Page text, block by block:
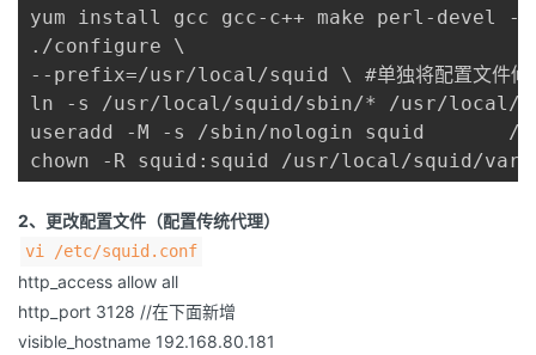
yum install gcc gcc-c++ make perl-devel -y
./configure \
--prefix=/usr/local/squid \ #单独将配置文件修改
ln -s /usr/local/squid/sbin/* /usr/local/sbin
useradd -M -s /sbin/nologin squid       //为
chown -R squid:squid /usr/local/squid/var/
2、更改配置文件（配置传统代理）
vi /etc/squid.conf
http_access allow all
http_port 3128 //在下面新增
visible_hostname 192.168.80.181